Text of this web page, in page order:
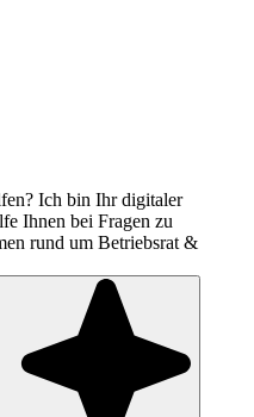
Ich bin Ihr digitaler
Ihnen bei Fragen zu
rund um Betriebsrat &